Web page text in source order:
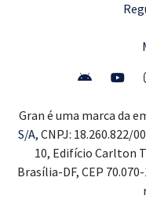
Gran é uma marca da
S/A, CNPJ: 18.260.822/
10, Edifício Carlton
Brasília-DF, CEP